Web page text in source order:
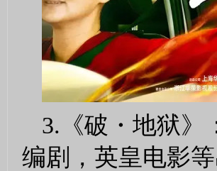
3.《破・地狱》
编剧，英皇电影